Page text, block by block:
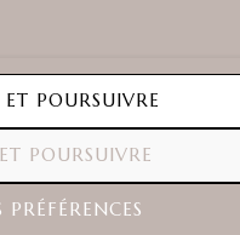
POURSUIVRE
POURSUIVRE
PRÉFÉRENCES